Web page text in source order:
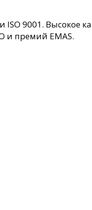
9001. Высокое
и премий EMAS.